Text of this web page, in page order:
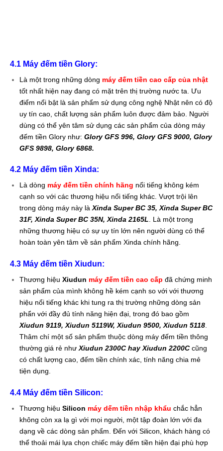
4.1 Máy đếm tiền Glory:
Là một trong những dòng máy đếm tiền cao cấp của nhật
tốt nhất hiện nay đang có mặt trên thị trường nước ta. Ưu
điểm nổi bật là sản phẩm sử dụng công nghệ Nhật nên có độ
uy tín cao, chất lượng sản phẩm luôn được đảm bảo. Người
dùng có thể yên tâm sử dụng các sản phẩm của dòng máy
đếm tiền Glory như: Glory GFS 996, Glory GFS 9000, Glory
GFS 9898, Glory 6868.
4.2 Máy đếm tiền Xinda:
Là dòng máy đếm tiền chính hãng nổi tiếng không kém
cạnh so với các thương hiệu nổi tiếng khác. Vượt trội lên
trong dòng máy này làXinda Super BC 35, Xinda Super BC
31F, Xinda Super BC 35N, Xinda 2165L. Là một trong
những thương hiệu có sự uy tín lớn nên người dùng có thể
hoàn toàn yên tâm về sản phẩm Xinda chính hãng.
4.3 Máy đếm tiền Xiudun:
Thương hiệu Xiudun máy đếm tiền cao cấp đã chứng minh
sản phẩm của mình không hề kém cạnh so với với thương
hiệu nổi tiếng khác khi tung ra thị trường những dòng sản
phẩn với đầy đủ tính năng hiện đại, trong đó bao gồm
Xiudun 9119, Xiudun 5119W, Xiudun 9500, Xiudun 5118.
Thâm chí một số sản phẩm thuộc dòng máy đếm tiền thông
thường giá rẻ nhưXiudun 2300C hay Xiudun 2200C cũng
có chất lượng cao, đếm tiền chính xác, tính năng chia mẻ
tiện dụng.
4.4 Máy đếm tiền Silicon:
Thương hiệu Silicon máy dếm tiền nhập khẩu chắc hẳn
không còn xa lạ gì với mọi người, một tập đoàn lớn với đa
dạng về các dòng sản phẩm. Đến với Silicon, khách hàng có
thể thoải mái lựa chọn chiếc máy đếm tiền hiện đại phù hợp